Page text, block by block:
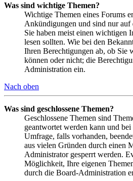
Was sind wichtige Themen?
Wichtige Themen eines Forums
Ankündigungen und sind nur auf
Sie haben meist einen wichtigen
lesen sollten. Wie bei den
Ihren Berechtigungen ab, ob Sie
können oder nicht; die
Administration ein.
Nach oben
Was sind geschlossene Themen?
Geschlossene Themen sind
geantwortet werden kann und
Umfrage, falls vorhanden,
aus vielen Gründen durch einen
Administrator gesperrt werden.
Möglichkeit, Ihre eigenen
durch die Board-Administration